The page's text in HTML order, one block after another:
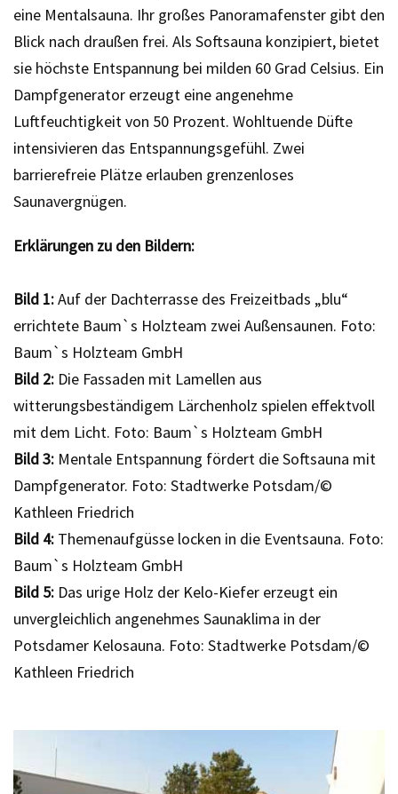
eine Mentalsauna. Ihr großes Panoramafenster gibt den
Blick nach draußen frei. Als Softsauna konzipiert, bietet
sie höchste Entspannung bei milden 60 Grad Celsius. Ein
Dampfgenerator erzeugt eine angenehme
Luftfeuchtigkeit von 50 Prozent. Wohltuende Düfte
intensivieren das Entspannungsgefühl. Zwei
barrierefreie Plätze erlauben grenzenloses
Saunavergnügen.
Erklärungen zu den Bildern:
Bild 1:Auf der Dachterrasse des Freizeitbads „blu“
errichtete Baum`s Holzteam zwei Außensaunen. Foto:
Baum`s Holzteam GmbH
Bild 2: Die Fassaden mit Lamellen aus
witterungsbeständigem Lärchenholz spielen effektvoll
mit dem Licht. Foto: Baum`s Holzteam GmbH
Bild 3: Mentale Entspannung fördert die Softsauna mit
Dampfgenerator. Foto: Stadtwerke Potsdam/©
Kathleen Friedrich
Bild 4: Themenaufgüsse locken in die Eventsauna. Foto:
Baum`s Holzteam GmbH
Bild 5: Das urige Holz der Kelo-Kiefer erzeugt ein
unvergleichlich angenehmes Saunaklima in der
Potsdamer Kelosauna. Foto: Stadtwerke Potsdam/©
Kathleen Friedrich